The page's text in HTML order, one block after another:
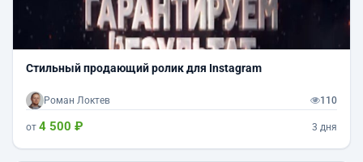
Стильный продающий ролик для Instagram
Роман Локтев 110
от 4 500 ₽ 3 дня